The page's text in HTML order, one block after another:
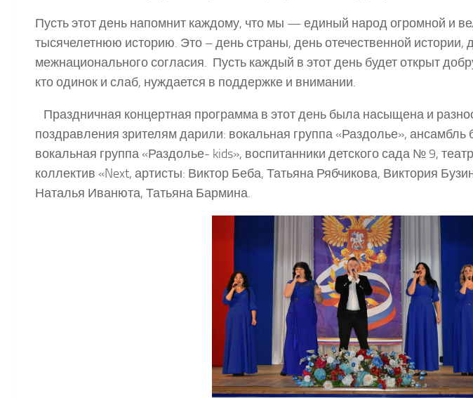
Пусть этот день напомнит каждому, что мы — единый народ огромной и
тысячелетнюю историю. Это – день страны, день отечественной истории,
межнационального согласия. Пусть каждый в этот день будет открыт
кто одинок и слаб, нуждается в поддержке и внимании.
Праздничная концертная программа в этот день была насыщена и
поздравления зрителям дарили: вокальная группа «Раздолье», ансамбль
вокальная группа «Раздолье- kids», воспитанники детского сада № 9,
коллектив «Next, артисты: Виктор Беба, Татьяна Рябчикова, Виктория
Наталья Иванюта, Татьяна Бармина.